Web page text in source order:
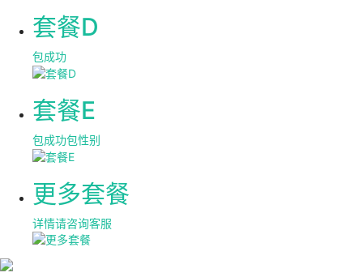
套餐D
包成功
套餐E
包成功包性别
更多套餐
详情请咨询客服